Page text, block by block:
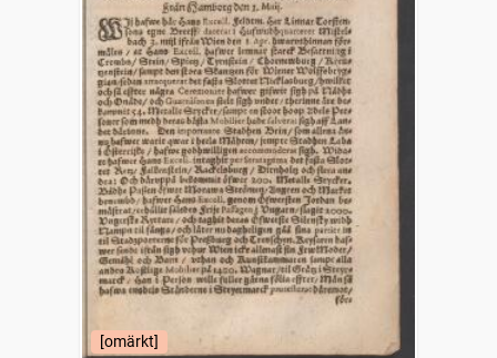
[omärkt]